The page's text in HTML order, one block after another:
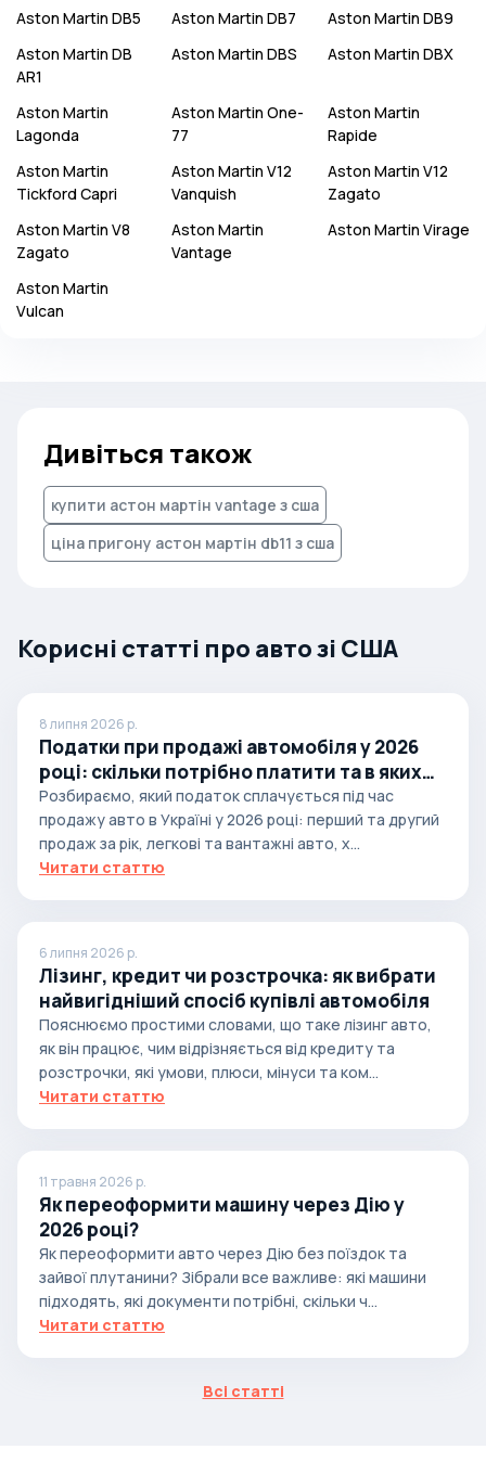
Aston Martin DB5 Aston Martin DB7 Aston Martin DB9
Aston Martin DB
AR1
Aston Martin DBS Aston Martin DBX
Aston Martin
Lagonda
Aston Martin One-
77
Aston Martin
Rapide
Aston Martin
Tickford Capri
Aston Martin V12
Vanquish
Aston Martin V12
Zagato
Aston Martin V8
Zagato
Aston Martin
Vantage
Aston Martin Virage
Aston Martin
Vulcan
Дивіться також
купити астон мартін vantage з сша
ціна пригону астон мартін db11 з сша
Корисні статті про авто зі США
8 липня 2026 р.
Податки при продажі автомобіля у 2026
році: скільки потрібно платити та в яких
випадках
Розбираємо, який податок сплачується під час
продажу авто в Україні у 2026 році: перший та другий
продаж за рік, легкові та вантажні авто, х...
Читати статтю
6 липня 2026 р.
Лізинг, кредит чи розстрочка: як вибрати
найвигідніший спосіб купівлі автомобіля
Пояснюємо простими словами, що таке лізинг авто,
як він працює, чим відрізняється від кредиту та
розстрочки, які умови, плюси, мінуси та ком...
Читати статтю
11 травня 2026 р.
Як переоформити машину через Дію у
2026 році?
Як переоформити авто через Дію без поїздок та
зайвої плутанини? Зібрали все важливе: які машини
підходять, які документи потрібні, скільки ч...
Читати статтю
Всі статті